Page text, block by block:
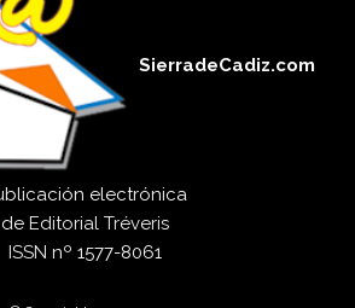
SierradeCadiz.com
electrónica
de Editorial Tréveris
ISSN nº 1577-8061